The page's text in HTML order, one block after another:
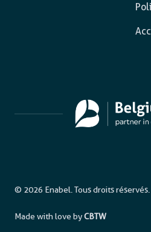
© 2026 Enabel. Tous droits réservés.
Made with love byCBTW